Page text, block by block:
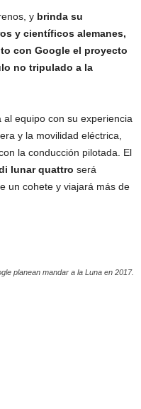
y brinda su
y científicos alemanes,
con Google el proyecto
no tripulado a la
al equipo con su experiencia
y la movilidad eléctrica,
la conducción pilotada. El
lunar quattro será
un cohete y viajará más de
planean mandar a la Luna en 2017.